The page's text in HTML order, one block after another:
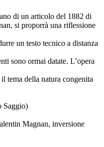
di un articolo del 1882 di
si proporrà una riflessione
un testo tecnico a distanza
sono ormai datate. L’opera
tema della natura congenita
Saggio)
Magnan, inversione